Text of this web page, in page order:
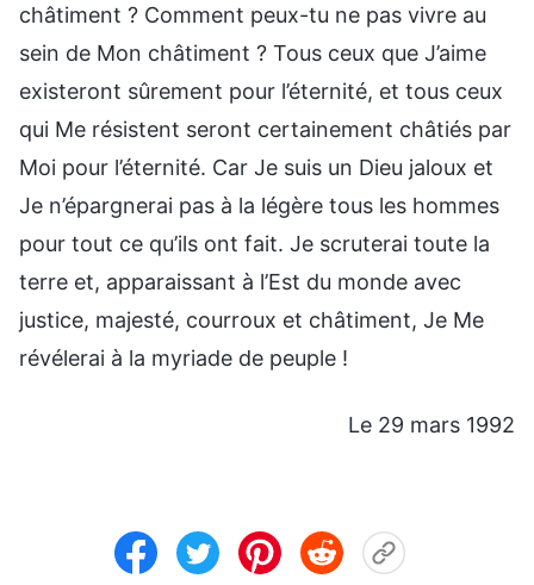
châtiment ? Comment peux-tu ne pas vivre au
sein de Mon châtiment ? Tous ceux que J’aime
existeront sûrement pour l’éternité, et tous ceux
qui Me résistent seront certainement châtiés par
Moi pour l’éternité. Car Je suis un Dieu jaloux et
Je n’épargnerai pas à la légère tous les hommes
pour tout ce qu’ils ont fait. Je scruterai toute la
terre et, apparaissant à l’Est du monde avec
justice, majesté, courroux et châtiment, Je Me
révélerai à la myriade de peuple !
Le 29 mars 1992